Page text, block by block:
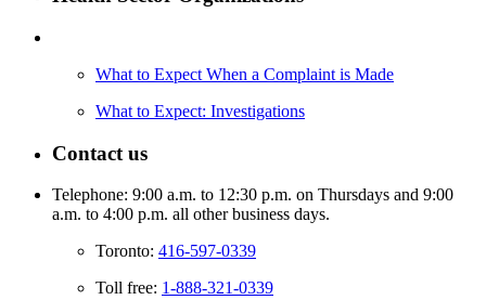
What to Expect When a Complaint is Made
What to Expect: Investigations
Contact us
Telephone: 9:00 a.m. to 12:30 p.m. on Thursdays and 9:00
a.m. to 4:00 p.m. all other business days.
Toronto: 416-597-0339
Toll free: 1-888-321-0339